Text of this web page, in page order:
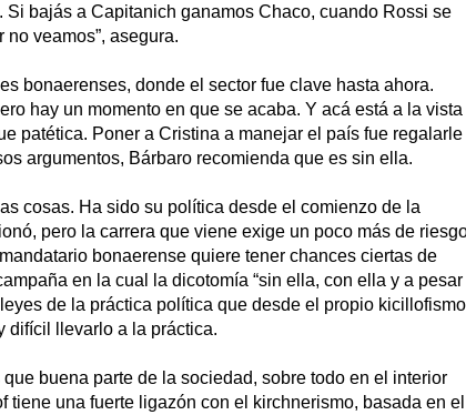
bajás a Capitanich ganamos Chaco, cuando Rossi se
veamos”, asegura.
bonaerenses, donde el sector fue clave hasta ahora.
hay un momento en que se acaba. Y acá está a la vista
patética. Poner a Cristina a manejar el país fue regalarle
argumentos, Bárbaro recomienda que es sin ella.
cosas. Ha sido su política desde el comienzo de la
pero la carrera que viene exige un poco más de
bonaerense quiere tener chances ciertas de
en la cual la dicotomía “sin ella, con ella y a pesar
de la práctica política que desde el propio kicillofismo
difícil llevarlo a la práctica.
buena parte de la sociedad, sobre todo en el interior
una fuerte ligazón con el kirchnerismo, basada en el